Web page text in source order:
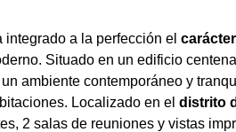
integrado a la perfección el
Situado en un edificio
ambiente contemporáneo y
Localizado en el distrito
2 salas de reuniones y vistas